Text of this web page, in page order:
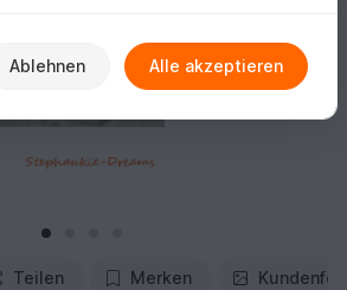
Teilen Merken
Ablehnen Alle akzeptieren